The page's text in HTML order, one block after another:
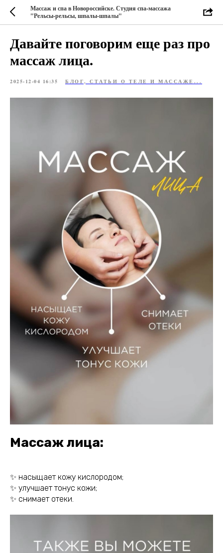
Массаж и спа в Новороссийске. Студия спа-массажа
"Рельсы-рельсы, шпалы-шпалы"
Давайте поговорим еще раз про
массаж лица.
2025-12-04 16:35 БЛОГ, СТАТЬИ О ТЕЛЕ И МАССАЖЕ...
Массаж лица:
✨ насыщает кожу кислородом;
✨ улучшает тонус кожи;
✨ снимает отеки.